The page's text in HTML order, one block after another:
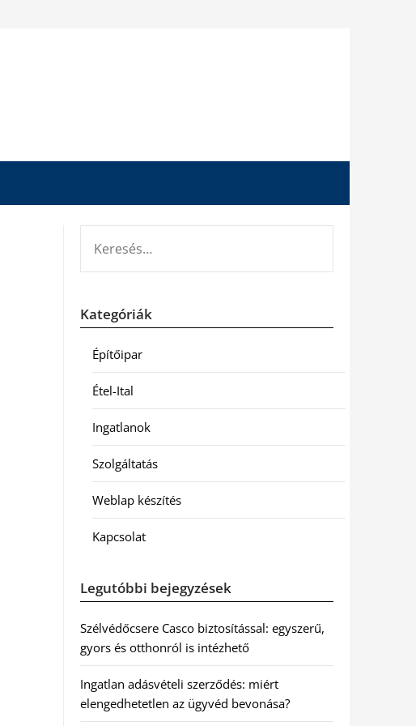
Kategóriák
Építőipar
Étel-Ital
Ingatlanok
Szolgáltatás
Weblap készítés
Kapcsolat
Legutóbbi bejegyzések
Szélvédőcsere Casco biztosítással: egyszerű,
gyors és otthonról is intézhető
Ingatlan adásvételi szerződés: miért
elengedhetetlen az ügyvéd bevonása?